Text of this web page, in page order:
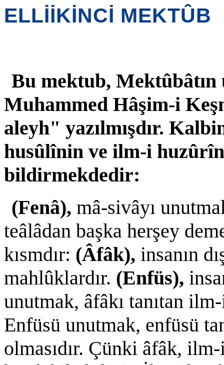
ELLİİKİNCİ MEKTÛB
Bu mektub, Mektûbâtın
Muhammed Hâşim-i
aleyh" yazılmışdır.
husûlînin ve ilm-i
bildirmekdedir:
(Fenâ), mâ-sivâyı
teâlâdan başka herşey
kısmdır: (Âfâk), insanın
mahlûklardır. (Enfüs),
unutmak, âfâkı tanıtan
Enfüsü unutmak, enfüsü
olmasıdır. Çünki âfâk,